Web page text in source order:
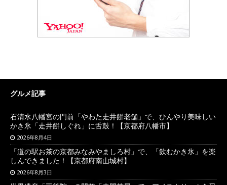
グルメ記事
石清水八幡宮の門前「やわた走井餅老舗」で、ひんやり美味しい
かき氷「走井餅しぐれ」に舌鼓！【京都府八幡市】
2026年8月4日
「道の駅お茶の京都みなみやましろ村」で、「飲むかき氷」を楽
しんできました！【京都府南山城村】
2026年8月3日